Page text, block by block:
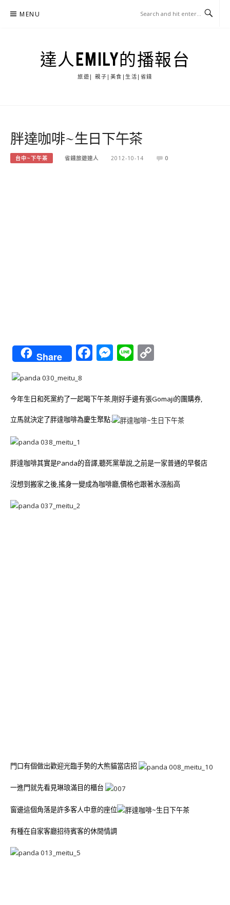
MENU
達人EMILY的播報台
旅遊| 親子|美食|生活|省錢
胖達咖啡~生日下午茶
台中~下午茶 省錢旅遊達人 2012-10-14 0
Share Facebook
Messenger
Line
今年生日和死黨約了一起喝下午茶,剛好手邊有張Gomaji的團購券,
立馬就決定了胖達咖啡為慶生聚點.
胖達咖啡其實是Panda的音譯,聽死黨華說,之前是一家普通的早餐店
沒想到搬家之後,搖身一變成為咖啡廳,價格也跟著水漲船高
門口有個做出歡迎光臨手勢的大熊貓當店招
一進門就先看見琳琅滿目的櫃台
窗邊這個角落是許多客人中意的座位
有種在自家客廳招待賓客的休閒情調